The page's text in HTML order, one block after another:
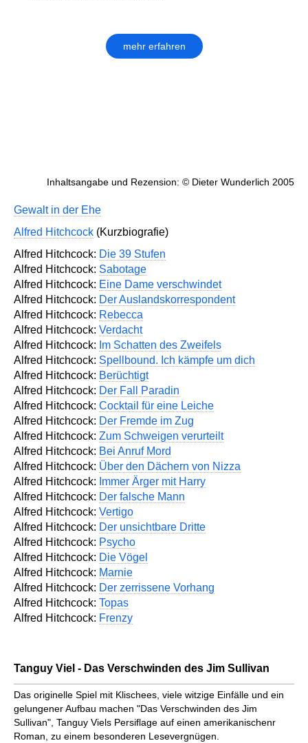
mehr erfahren
Inhaltsangabe und Rezension: © Dieter Wunderlich 2005
Gewalt in der Ehe
Alfred Hitchcock (Kurzbiografie)
Alfred Hitchcock: Die 39 Stufen
Alfred Hitchcock: Sabotage
Alfred Hitchcock: Eine Dame verschwindet
Alfred Hitchcock: Der Auslandskorrespondent
Alfred Hitchcock: Rebecca
Alfred Hitchcock: Verdacht
Alfred Hitchcock: Im Schatten des Zweifels
Alfred Hitchcock: Spellbound. Ich kämpfe um dich
Alfred Hitchcock: Berüchtigt
Alfred Hitchcock: Der Fall Paradin
Alfred Hitchcock: Cocktail für eine Leiche
Alfred Hitchcock: Der Fremde im Zug
Alfred Hitchcock: Zum Schweigen verurteilt
Alfred Hitchcock: Bei Anruf Mord
Alfred Hitchcock: Über den Dächern von Nizza
Alfred Hitchcock: Immer Ärger mit Harry
Alfred Hitchcock: Der falsche Mann
Alfred Hitchcock: Vertigo
Alfred Hitchcock: Der unsichtbare Dritte
Alfred Hitchcock: Psycho
Alfred Hitchcock: Die Vögel
Alfred Hitchcock: Marnie
Alfred Hitchcock: Der zerrissene Vorhang
Alfred Hitchcock: Topas
Alfred Hitchcock: Frenzy
Tanguy Viel - Das Verschwinden des Jim Sullivan
Das originelle Spiel mit Klischees, viele witzige Einfälle und ein
gelungener Aufbau machen "Das Verschwinden des Jim
Sullivan", Tanguy Viels Persiflage auf einen amerikanischenr
Roman, zu einem besonderen Lesevergnügen.